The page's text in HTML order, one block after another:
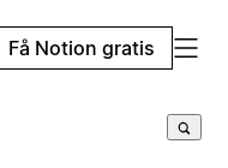
Få Notion gratis